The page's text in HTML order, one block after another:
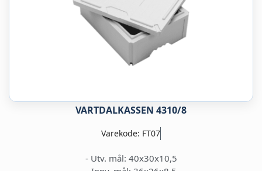
VARTDALKASSEN 4310/8
Varekode: FT07
- Utv. mål: 40x30x10,5